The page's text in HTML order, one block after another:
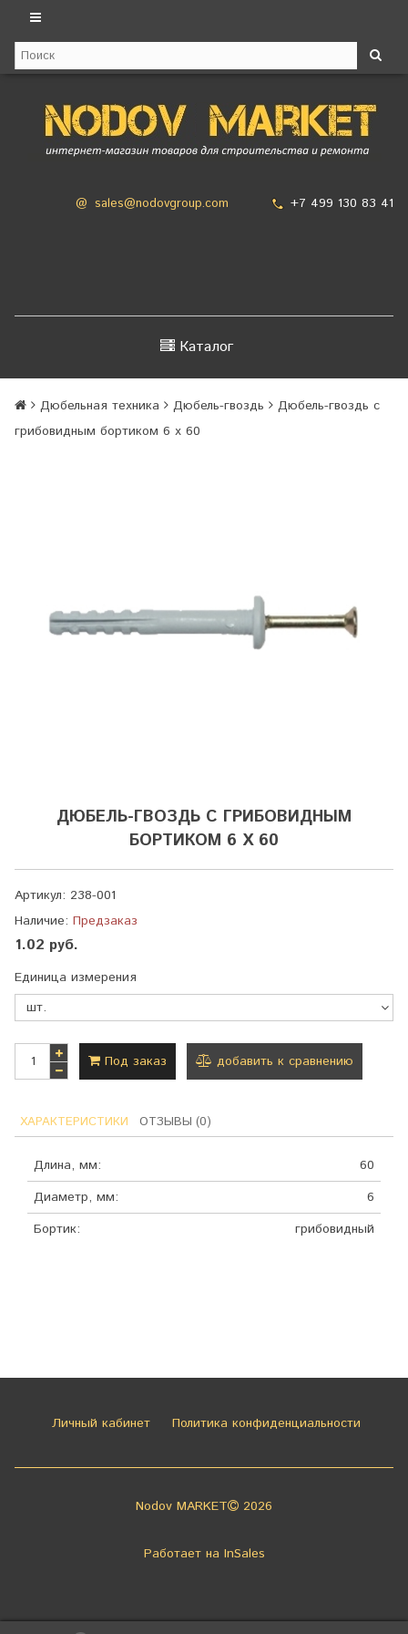
@ sales@nodovgroup.com +7 499 130 83 41
Каталог
Дюбельная техника Дюбель-гвоздь
Дюбель-гвоздь с
грибовидным бортиком 6 х 60
ДЮБЕЛЬ-ГВОЗДЬ С ГРИБОВИДНЫМ
БОРТИКОМ 6 Х 60
Артикул: 238-001
Наличие: Предзаказ
1.02 руб.
Единица измерения
Под заказ добавить к сравнению
ХАРАКТЕРИСТИКИ ОТЗЫВЫ (0)
Длина, мм:
60
Диаметр, мм:
6
Бортик:
грибовидный
Личный кабинет Политика конфиденциальности
Nodov MARKET 2026
Работает на InSales